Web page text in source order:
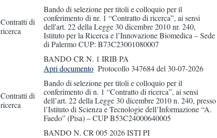
Contratti di
ricerca
Bando di selezione per titoli e colloquio per il
conferimento di nr. 1 “Contratto di ricerca”, ai sensi
dell'art. 22 della Legge 30 dicembre 2010 nr. 240,
Istituto per la Ricerca e l’Innovazione Biomedica – Sede
di Palermo CUP: B73C23001080007
BANDO CR N. 1 IRIB PA
Contratti di
ricerca
Apri documento Protocollo 347684del 30-07-2026
Bando di selezione per titoli e colloquio per il
conferimento di n. 1 “Contratto di ricerca”, ai sensi
dell’art. 22 della Legge 30 dicembre 2010 n. 240, presso
l’Istituto di Scienza e Tecnologie dell’Informazione “A.
Faedo” (Pisa) – CUP B53C24000640005
BANDO N. CR 005 2026 ISTI PI